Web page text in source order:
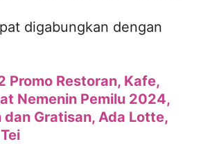
digabungkan dengan
Promo Restoran, Kafe,
Nemenin Pemilu 2024,
dan Gratisan, Ada Lotte,